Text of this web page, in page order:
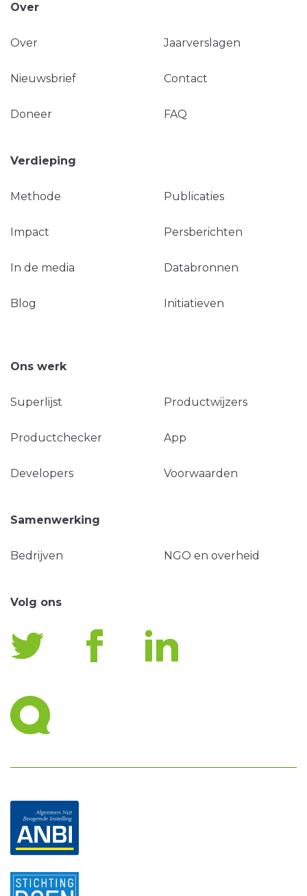
Over
Over Jaarverslagen
Nieuwsbrief Contact
Doneer FAQ
Verdieping
Methode Publicaties
Impact Persberichten
In de media Databronnen
Blog Initiatieven
Ons werk
Superlijst Productwijzers
Productchecker App
Developers Voorwaarden
Samenwerking
Bedrijven NGO en overheid
Volg ons